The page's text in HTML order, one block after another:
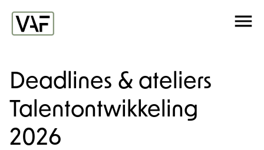
Ga verder naar de inhoud
Deadlines & ateliers
Talentontwikkeling
2026